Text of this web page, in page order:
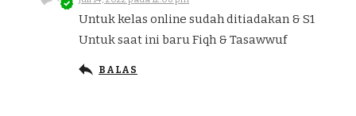
Untuk kelas online sudah ditiadakan & S1
Untuk saat ini baru Fiqh & Tasawwuf
BALAS